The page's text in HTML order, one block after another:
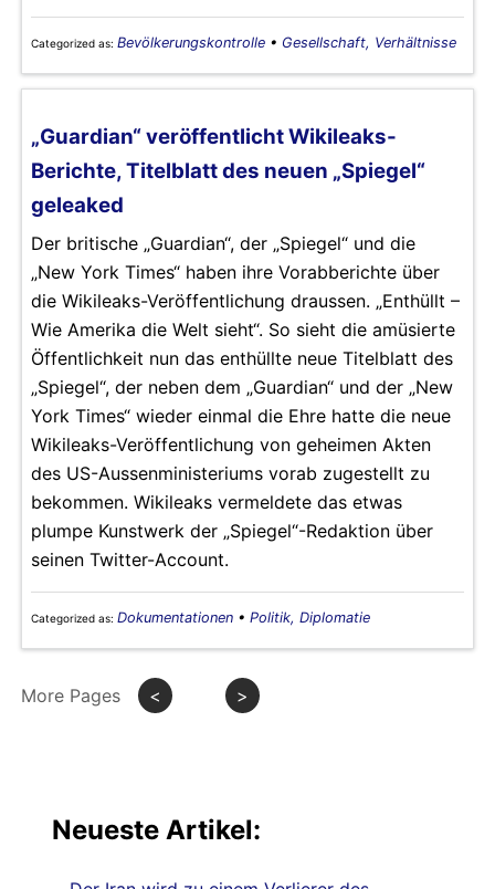
Categorized as: Bevölkerungskontrolle • Gesellschaft, Verhältnisse
„Guardian“ veröffentlicht Wikileaks-
Berichte, Titelblatt des neuen „Spiegel“
geleaked
Der britische „Guardian“, der „Spiegel“ und die
„New York Times“ haben ihre Vorabberichte über
die Wikileaks-Veröffentlichung draussen. „Enthüllt –
Wie Amerika die Welt sieht“. So sieht die amüsierte
Öffentlichkeit nun das enthüllte neue Titelblatt des
„Spiegel“, der neben dem „Guardian“ und der „New
York Times“ wieder einmal die Ehre hatte die neue
Wikileaks-Veröffentlichung von geheimen Akten
des US-Aussenministeriums vorab zugestellt zu
bekommen. Wikileaks vermeldete das etwas
plumpe Kunstwerk der „Spiegel“-Redaktion über
seinen Twitter-Account.
Categorized as: Dokumentationen • Politik, Diplomatie
More Pages < >
Neueste Artikel: